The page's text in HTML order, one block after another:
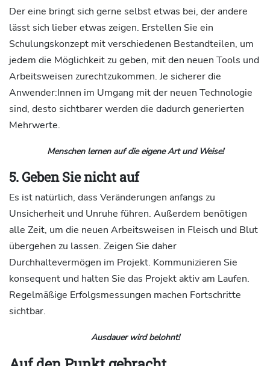
Der eine bringt sich gerne selbst etwas bei, der andere
lässt sich lieber etwas zeigen. Erstellen Sie ein
Schulungskonzept mit verschiedenen Bestandteilen, um
jedem die Möglichkeit zu geben, mit den neuen Tools und
Arbeitsweisen zurechtzukommen. Je sicherer die
Anwender:Innen im Umgang mit der neuen Technologie
sind, desto sichtbarer werden die dadurch generierten
Mehrwerte.
Menschen lernen auf die eigene Art und Weise!
5. Geben Sie nicht auf
Es ist natürlich, dass Veränderungen anfangs zu
Unsicherheit und Unruhe führen. Außerdem benötigen
alle Zeit, um die neuen Arbeitsweisen in Fleisch und Blut
übergehen zu lassen. Zeigen Sie daher
Durchhaltevermögen im Projekt. Kommunizieren Sie
konsequent und halten Sie das Projekt aktiv am Laufen.
Regelmäßige Erfolgsmessungen machen Fortschritte
sichtbar.
Ausdauer wird belohnt!